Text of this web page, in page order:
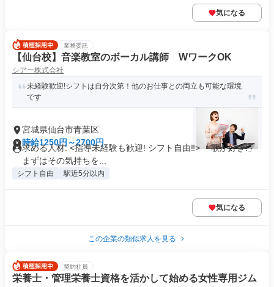
気になる
業務委託
【仙台校】音楽教室のボーカル講師 WワークOK
シアー株式会社
未経験歓迎!シフトは自分次第！他のお仕事との両立も可能な環境
です
宮城県仙台市青葉区
時給1250円～2700円
求める人材: <指導未経験も歓迎! シフト自由‼> 「歌が好き!」
まずはその気持ちを...
シフト自由 駅近5分以内
気になる
この企業の類似求人を見る
契約社員
栄養士・管理栄養士資格を活かして始める女性専用ジム